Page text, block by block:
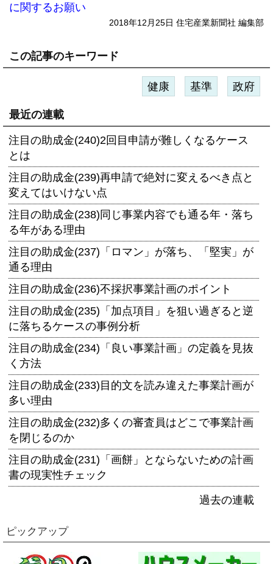
に関するお願い
2018年12月25日 住宅産業新聞社 編集部
この記事のキーワード
健康 基準 政府
最近の連載
注目の助成金(240)2回目申請が難しくなるケース
とは
注目の助成金(239)再申請で絶対に変えるべき点と
変えてはいけない点
注目の助成金(238)同じ事業内容でも通る年・落ち
る年がある理由
注目の助成金(237)「ロマン」が落ち、「堅実」が
通る理由
注目の助成金(236)不採択事業計画のポイント
注目の助成金(235)「加点項目」を狙い過ぎると逆
に落ちるケースの事例分析
注目の助成金(234)「良い事業計画」の定義を見抜
く方法
注目の助成金(233)目的文を読み違えた事業計画が
多い理由
注目の助成金(232)多くの審査員はどこで事業計画
を閉じるのか
注目の助成金(231)「画餅」とならないための計画
書の現実性チェック
過去の連載
ピックアップ